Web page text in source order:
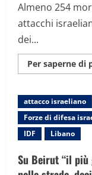
Almeno 254
attacchi
dei...
Per saperne di
attacco israeliano
Forze di difesa
IDF
Libano
Su Beirut “il più